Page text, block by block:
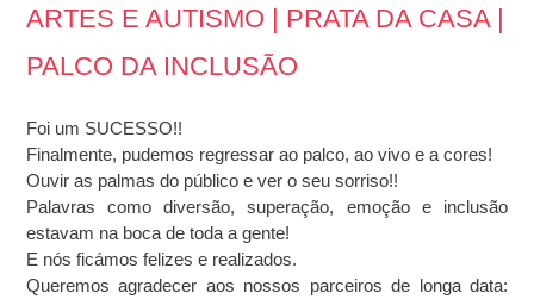
ARTES E AUTISMO | PRATA DA CASA |
PALCO DA INCLUSÃO
Foi um SUCESSO!!
Finalmente, pudemos regressar ao palco, ao vivo e a cores!
Ouvir as palmas do público e ver o seu sorriso!!
Palavras como diversão, superação, emoção e inclusão
estavam na boca de toda a gente!
E nós ficámos felizes e realizados.
Queremos agradecer aos nossos parceiros de longa data: